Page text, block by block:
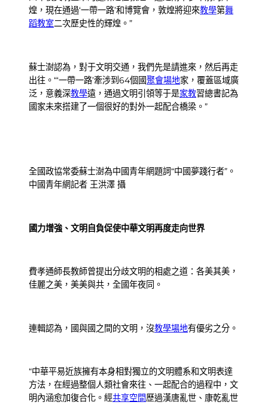
煌，現在通過‘一帶一路’和博覽會，敦煌將迎來教學第舞
蹈教室二次歷史性的輝煌。”
蘇士澍認為，對于文明交通，我們先是請進來，然后再走
出往。“‘一帶一路’牽涉到64個國聚會場地家，覆蓋區域廣
泛，意義深教學遠，通過文明引領等于是家教習總書記為
國家未來搭建了一個很好的對外一起配合橋梁。”
全國政協常委蘇士澍為中國青年網題詞“中國夢踐行者”。
中國青年網記者 王洪澤 攝
國力增強、文明自負促使中華文明再度走向世界
費孝通師長教師曾提出分歧文明的相處之道：各美其美，
佳麗之美，美美與共，全國年夜同。
連輯認為，國與國之間的文明，沒教學場地有優劣之分。
“中華平易近族擁有本身相對獨立的文明體系和文明表達
方法，在經過整個人類社會來往、一起配合的過程中，文
明內涵愈加復合化。經共享空間歷過漢唐亂世、康乾亂世